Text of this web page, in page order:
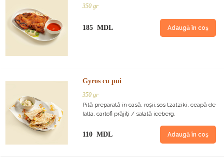
350 gr
185 MDL Adaugă în coș
Gyros cu pui
350 gr
Pită preparată în casă, roșii,sos tzatziki, ceapă de
Ialta, cartofi prăjiți / salată iceberg.
110 MDL Adaugă în coș